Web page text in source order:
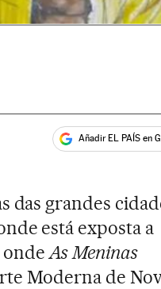
Añadir EL PAÍS en
das grandes
está exposta a
ondeAs Meninas
Moderna de